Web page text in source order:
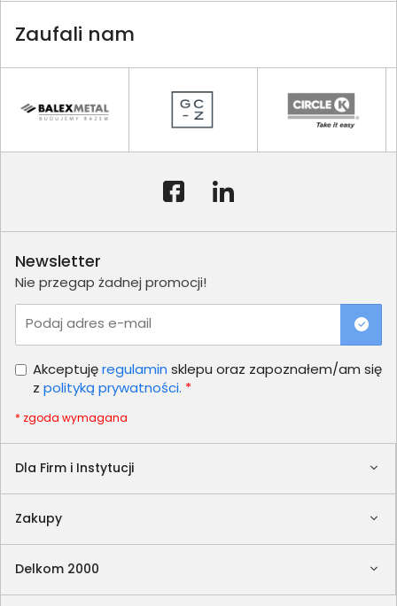
Zaufali nam
Dla Firm i Instytucji
Zakupy
Delkom 2000
Newsletter
Nie przegap żadnej promocji!
Podaj adres e-mail
Akceptujęregulamin sklepu oraz zapoznałem/am się
z polityką prywatności. *
* zgoda wymagana